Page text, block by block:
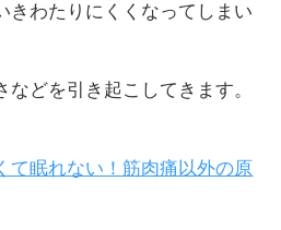
きわたりにくくなってしまい
などを引き起こしてきます。
て眠れない！筋肉痛以外の原